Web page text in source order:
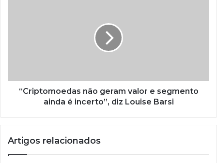
“Criptomoedas não geram valor e segmento
ainda é incerto”, diz Louise Barsi
Artigos relacionados